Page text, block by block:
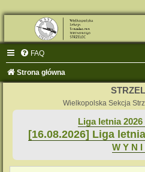
FAQ
Strona główna
Wielkopolska Sekcja
Liga letnia
[16.08.2026] Liga
W Y N I